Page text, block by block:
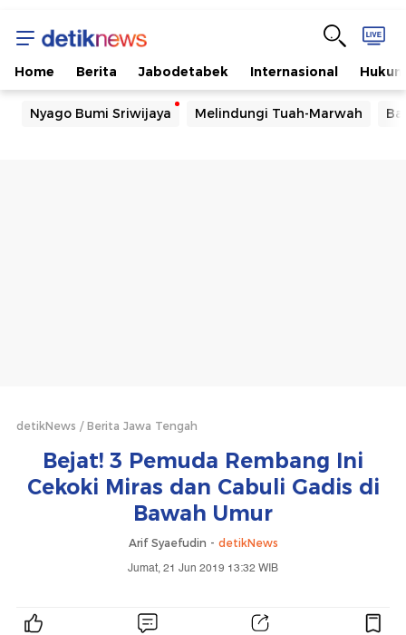
Home Berita Jabodetabek Internasional Hukum
Nyago Bumi Sriwijaya Melindungi Tuah-Marwah
detikNews Berita Jawa Tengah
Bejat! 3 Pemuda Rembang Ini
Cekoki Miras dan Cabuli Gadis di
Bawah Umur
Arif Syaefudin - detikNews
Jumat, 21 Jun 2019 13:32 WIB